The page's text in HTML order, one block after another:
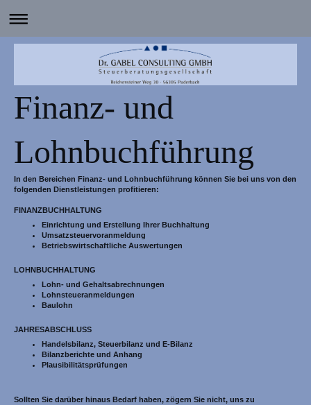
Finanz- und
Lohnbuchführung
In den Bereichen Finanz- und Lohnbuchführung können Sie bei uns von den
folgenden Dienstleistungen profitieren:
FINANZBUCHHALTUNG
Einrichtung und Erstellung Ihrer Buchhaltung
Umsatzsteuervoranmeldung
Betriebswirtschaftliche Auswertungen
LOHNBUCHHALTUNG
Lohn- und Gehaltsabrechnungen
Lohnsteueranmeldungen
Baulohn
JAHRESABSCHLUSS
Handelsbilanz, Steuerbilanz und E-Bilanz
Bilanzberichte und Anhang
Plausibilitätsprüfungen
Sollten Sie darüber hinaus Bedarf haben, zögern Sie nicht, uns zu